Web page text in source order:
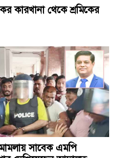
কারখানা থেকে শ্রমিকের
মামলায় সাবেক এমপি